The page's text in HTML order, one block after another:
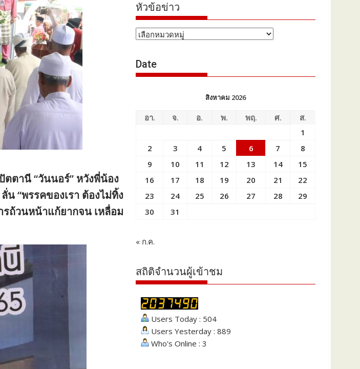
ตานี “วันนอร์” หวังพี่น้อง
“พรรคของเรา ต้องไม่ทิ้ง
รถ้วนหน้าแก้ยากจน เหลื่อม
หัวข้อข่าว
หัวข้อ
Date
สิงหาคม 2026
อา. จ. อ. พ. พฤ. ศ.
ส.
1
2
3 4 5 6 7
8
9
10 11 12 13 14
15
16
17 18 19 20 21
22
23
24 25 26 27 28
29
30
31
« ก.ค.
สถิติจำนวนผู้เข้าชม
Users Today : 504
Users Yesterday : 889
Who's Online : 3